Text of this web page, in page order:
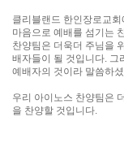
클리블랜드 한인장로교
마음으로 예배를 섬기는
찬양팀은 더욱더 주님을
배자들이 될 것입니다. 그
예배자의 것이라 말씀하
우리 아이노스 찬양팀은
을 찬양할 것입니다.